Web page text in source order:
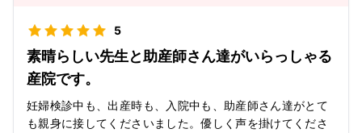
5
素晴らしい先生と助産師さん達がいらっしゃる
産院です。
妊婦検診中も、出産時も、入院中も、助産師さん達がとて
も親身に接してくださいました。優しく声を掛けてくださ